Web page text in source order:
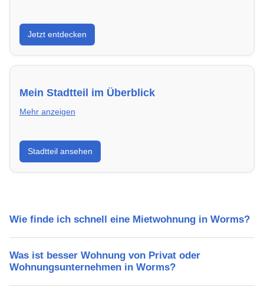
Entdecke Neubauprojekte in Worms – modern,
energieeffizient und sofort bezugsfertig.
Jetzt entdecken
Mein Stadtteil im Überblick
Mehr anzeigen
Erfahre mehr über deinen Stadtteil in Worms:
Lebensqualität, Verkehrsanbindung, Schulen,
Freizeitmöglichkeiten und Mietpreise.
Stadtteil ansehen
Wie finde ich schnell eine Mietwohnung in Worms?
Was ist besser Wohnung von Privat oder
Wohnungsunternehmen in Worms?